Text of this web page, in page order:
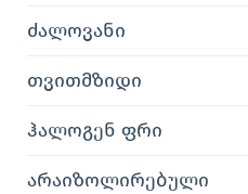
ძალოვანი
თვითმზიდი
ჰალოგენ ფრი
არაიზოლირებული